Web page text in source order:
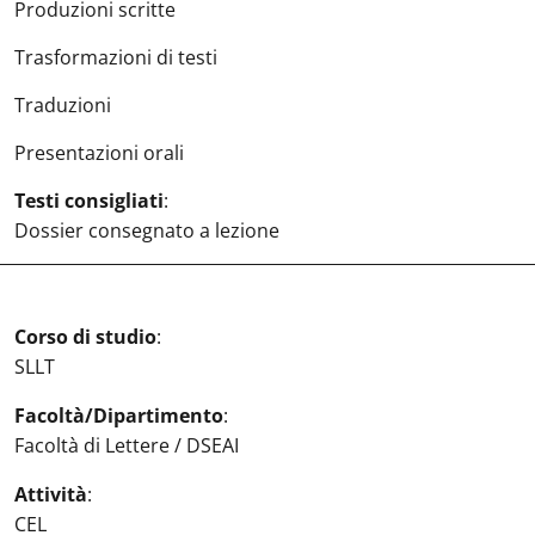
Produzioni scritte
Trasformazioni di testi
Traduzioni
Presentazioni orali
Testi consigliati:
Dossier consegnato a lezione
Corso di studio:
SLLT
Facoltà/Dipartimento:
Facoltà di Lettere / DSEAI
Attività:
CEL